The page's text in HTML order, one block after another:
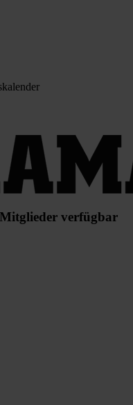
verfügbar